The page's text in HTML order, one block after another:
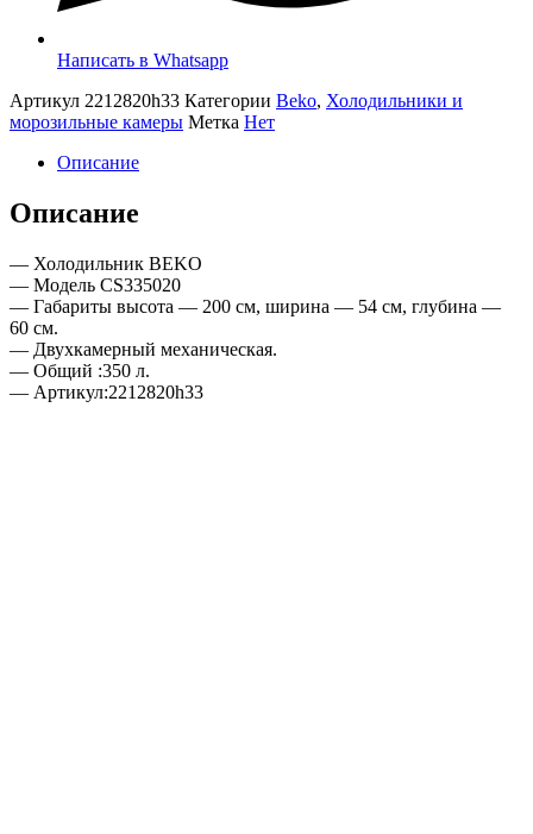
Написать в Whatsapp
Артикул 2212820h33 Категории Beko, Холодильники и
морозильные камеры Метка Нет
Описание
Описание
— Холодильник BEKO
— Модель CS335020
— Габариты высота — 200 см, ширина — 54 см, глубина —
60 см.
— Двухкамерный механическая.
— Общий :350 л.
— Артикул:2212820h33